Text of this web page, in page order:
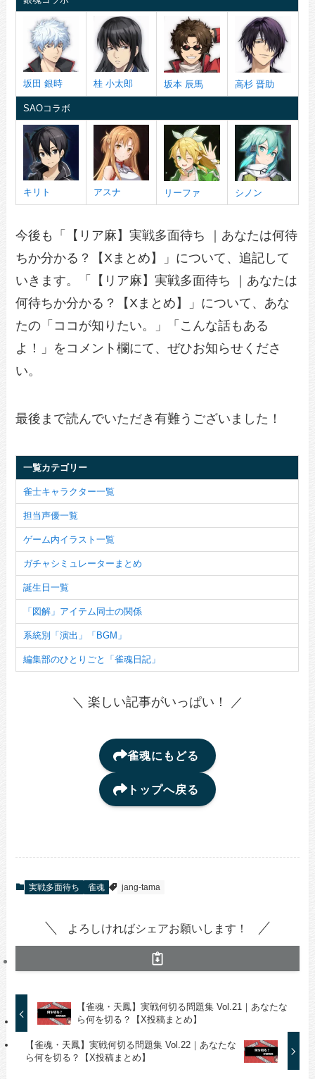
坂田 銀時 桂 小太郎 坂本 辰馬 高杉 晋助
SAOコラボ
キリト アスナ リーファ シノン
今後も「【リア麻】実戦多面待ち ｜あなたは何待
ちか分かる？【Xまとめ】」について、追記して
いきます。「【リア麻】実戦多面待ち ｜あなたは
何待ちか分かる？【Xまとめ】」について、あな
たの「ココが知りたい。」「こんな話もある
よ！」をコメント欄にて、ぜひお知らせくださ
い。
最後まで読んでいただき有難うございました！
一覧カテゴリー
雀士キャラクター一覧
担当声優一覧
ゲーム内イラスト一覧
ガチャシミュレーターまとめ
誕生日一覧
「図解」アイテム同士の関係
系統別「演出」「BGM」
編集部のひとりごと「雀魂日記」
＼ 楽しい記事がいっぱい！ ／
雀魂にもどる
トップへ戻る
実戦多面待ち 雀魂 jang-tama
よろしければシェアお願いします！
【雀魂・天鳳】実戦何切る問題集 Vol.21｜あなたな
ら何を切る？【X投稿まとめ】
【雀魂・天鳳】実戦何切る問題集 Vol.22｜あなたな
ら何を切る？【X投稿まとめ】